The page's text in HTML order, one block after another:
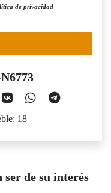
de privacidad
18
de su interés